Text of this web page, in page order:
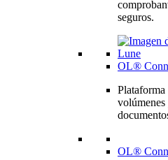
seguros.
OL®
volúmenes
OL®